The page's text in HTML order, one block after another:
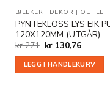
BJELKER | DEKOR | OUTLET
PYNTEKLOSS LYS EIK
120X120MM (UTGÅR)
kr271 Opprinnelig
var:
kr 271.
kr130,76
er:
kr
LEGG I HANDLEKURV